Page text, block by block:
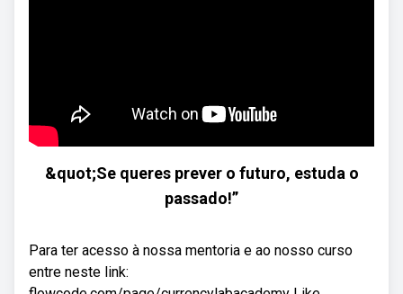
&quot;Se queres prever o futuro, estuda o
passado!”
Para ter acesso à nossa mentoria e ao nosso curso
entre neste link: